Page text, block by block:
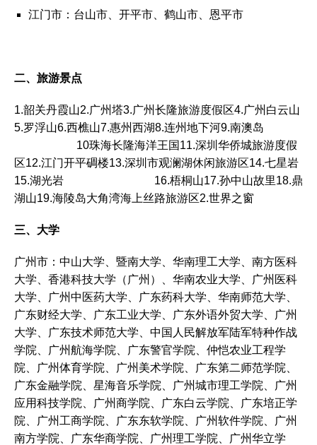
江门市： 台山市 开平市 鹤山市 恩平市
二、旅游景点
1.韶关丹霞山2.广州塔3.广州长隆旅游度假区4.广州白云山
5.罗浮山6.西樵山7.惠州西湖8.连州地下河9.南澳岛
10珠海长隆海洋王国11.深圳华侨城旅游度假
区12.江门开平碉楼13.深圳市观澜湖休闲旅游区14.七星岩
15.湖光岩 16.梧桐山17.孙中山故里18.鼎
湖山19.海陵岛大角湾海上丝路旅游区2.世界之窗
三、大学
广州市：中山大学、暨南大学、华南理工大学、南方医科
大学、香港科技大学（广州）、华南农业大学、广州医科
大学、广州中医药大学、广东药科大学、华南师范大学、
广东财经大学、广东工业大学、广东外语外贸大学、广州
大学、广东技术师范大学、中国人民解放军陆军特种作战
学院、广州航海学院、广东警官学院、仲恺农业工程学
院、广州体育学院、广州美术学院、广东第二师范学院、
广东金融学院、星海音乐学院、广州城市理工学院、广州
应用科技学院、广州商学院、广东白云学院、广东培正学
院、广州工商学院、广东东软学院、广州软件学院、广州
南方学院、广东华商学院、广州理工学院、广州华立学